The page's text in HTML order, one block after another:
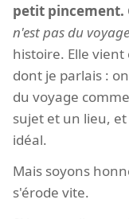
petit pincement.
n'est pas du
histoire. Elle
dont je parlais :
du voyage
sujet et un lieu,
idéal.
Mais soyons
s'érode vite.